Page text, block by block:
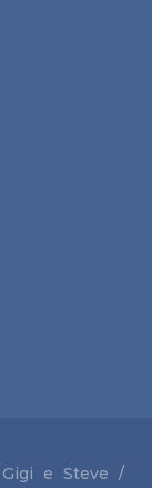
Gigi eSteve /